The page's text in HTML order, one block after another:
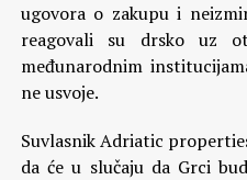
ugovora o zakupu i
reagovali su drsko uz
međunarodnim
ne usvoje.
Suvlasnik Adriatic
da će u slučaju da Grci